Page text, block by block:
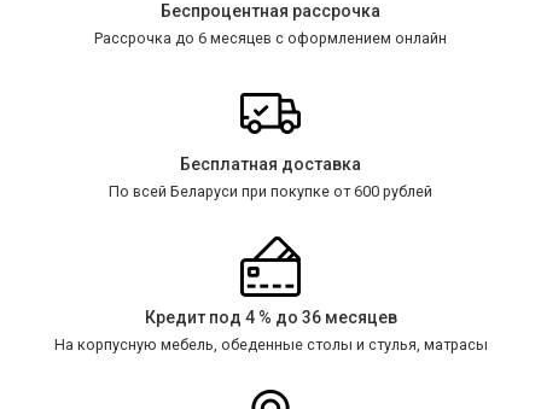
Беспроцентная рассрочка
Рассрочка до 6 месяцев с оформлением онлайн
Бесплатная доставка
По всей Беларуси при покупке от 600 рублей
Кредит под 4 % до 36 месяцев
На корпусную мебель, обеденные столы и стулья, матрасы